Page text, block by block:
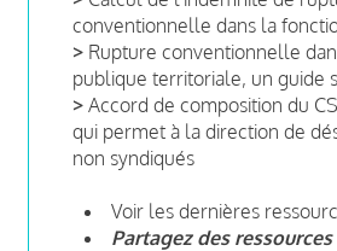
conventionnelle dans la
> Rupture conventionnelle
publique territoriale, un guide
> Accord de composition du
qui permet à la direction de
non syndiqués
Voir les dernières
Partagez des ressources